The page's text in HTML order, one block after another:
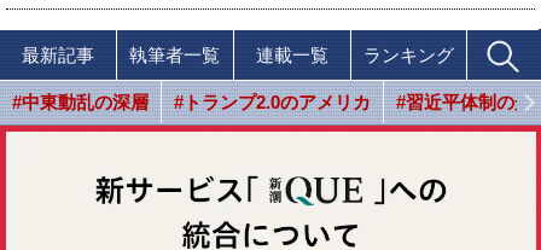
最新記事 執筆者一覧 連載一覧 ランキング
#中東動乱の深層 #トランプ2.0のアメリカ #習近平体制の光